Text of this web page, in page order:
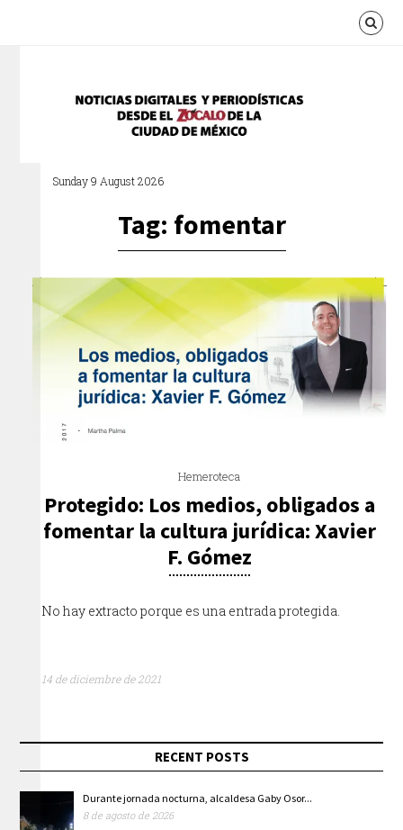
Sunday 9 August 2026
Tag: fomentar
Hemeroteca
Protegido: Los medios, obligados a
fomentar la cultura jurídica: Xavier
F. Gómez
No hay extracto porque es una entrada protegida.
14 de diciembre de 2021
RECENT POSTS
Durante jornada nocturna, alcaldesa Gaby Osor...
8 de agosto de 2026